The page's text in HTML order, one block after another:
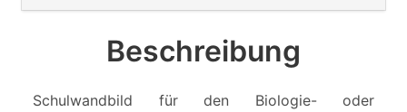
Beschreibung
Schulwandbild für den Biologie- oder